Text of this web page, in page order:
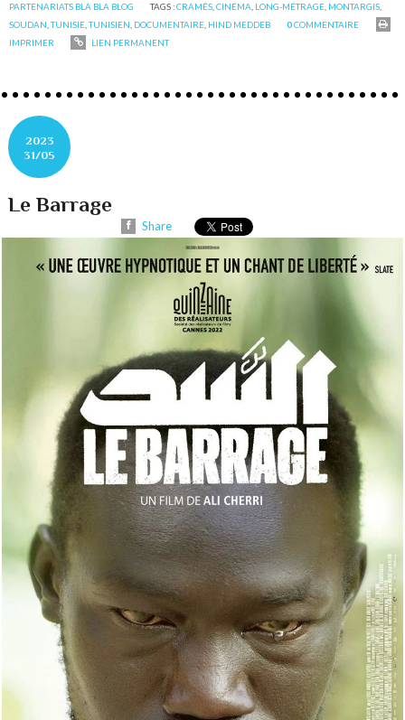
PARTENARIATS BLA BLA BLOG
TAGS :CRAMÉS ,CINÉMA LONG-MÉTRAGE MONTARGIS
SOUDAN ,TUNISIE ,TUNISIEN DOCUMENTAIRE HIND MEDDEB 0COMMENTAIRE
IMPRIMER
LIEN PERMANENT
2023
31/05
Le Barrage
Share